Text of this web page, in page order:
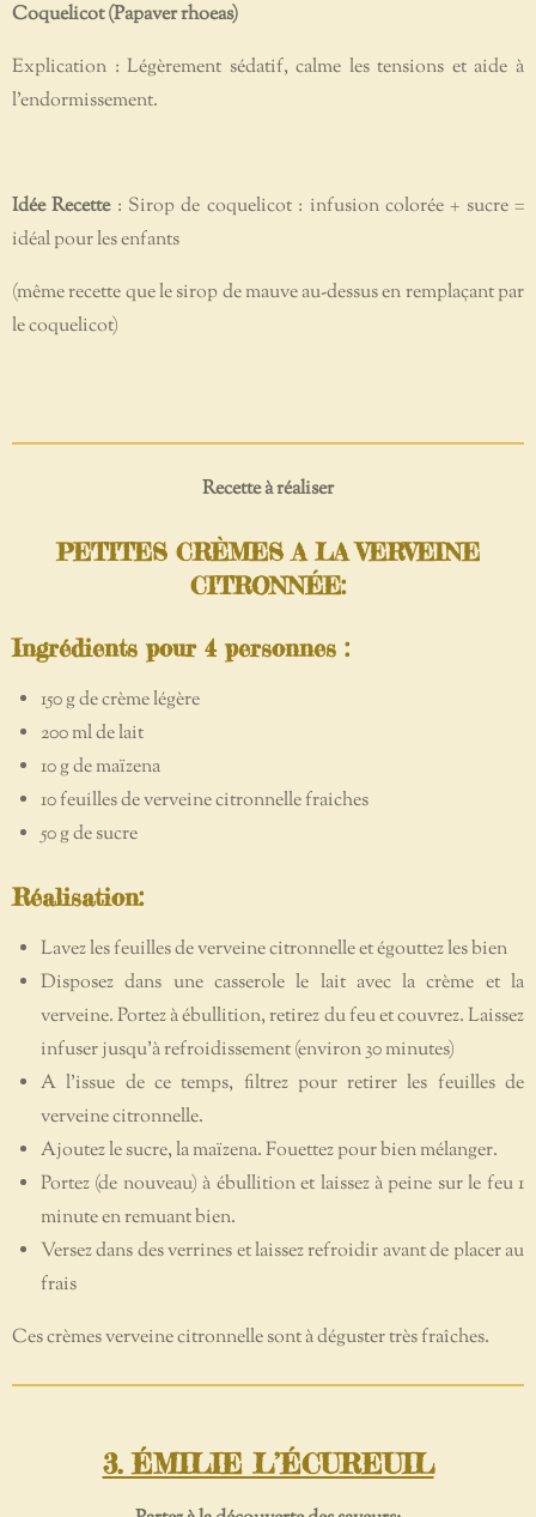
Coquelicot (Papaver rhoeas)
Explication : Légèrement sédatif, calme les tensions et aide à
l’endormissement.
Idée Recette: Sirop de coquelicot : infusion colorée + sucre =
idéal pour les enfants
(même recette que le sirop de mauve au-dessus en remplaçant par
le coquelicot)
Recette à réaliser
PETITES CRÈMES A LA VERVEINE
CITRONNÉE:
Ingrédients pour 4 personnes :
150 g de crème légère
200 ml de lait
10 g de maïzena
10 feuilles de verveine citronnelle fraiches
50 g de sucre
Réalisation:
Lavez les feuilles de verveine citronnelle et égouttez les bien
Disposez dans une casserole le lait avec la crème et la
verveine. Portez à ébullition, retirez du feu et couvrez. Laissez
infuser jusqu’à refroidissement (environ 30 minutes)
A l’issue de ce temps, filtrez pour retirer les feuilles de
verveine citronnelle.
Ajoutez le sucre, la maïzena. Fouettez pour bien mélanger.
Portez (de nouveau) à ébullition et laissez à peine sur le feu 1
minute en remuant bien.
Versez dans des verrines et laissez refroidir avant de placer au
frais
Ces crèmes verveine citronnelle sont à déguster très fraîches.
3. ÉMILIE L’ÉCUREUIL